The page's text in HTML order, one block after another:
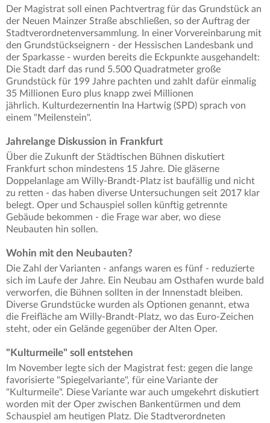
Der Magistrat soll einen Pachtvertrag für das Grundstück an
der Neuen Mainzer Straße abschließen, so der Auftrag der
Stadtverordnetenversammlung. In einer Vorvereinbarung mit
den Grundstückseignern - der Hessischen Landesbank und
der Sparkasse - wurden bereits die Eckpunkte ausgehandelt:
Die Stadt darf das rund 5.500 Quadratmeter große
Grundstück für 199 Jahre pachten und zahlt dafür einmalig
35 Millionen Euro plus knapp zwei Millionen
jährlich. Kulturdezernentin Ina Hartwig (SPD) sprach von
einem "Meilenstein".
Jahrelange Diskussion in Frankfurt
Über die Zukunft der Städtischen Bühnen diskutiert
Frankfurt schon mindestens 15 Jahre. Die gläserne
Doppelanlage am Willy-Brandt-Platz ist baufällig und nicht
zu retten - das haben diverse Untersuchungen seit 2017 klar
belegt. Oper und Schauspiel sollen künftig getrennte
Gebäude bekommen - die Frage war aber, wo diese
Neubauten hin sollen.
Wohin mit den Neubauten?
Die Zahl der Varianten - anfangs waren es fünf - reduzierte
sich im Laufe der Jahre. Ein Neubau am Osthafen wurde bald
verworfen, die Bühnen sollten in der Innenstadt bleiben.
Diverse Grundstücke wurden als Optionen genannt, etwa
die Freifläche am Willy-Brandt-Platz, wo das Euro-Zeichen
steht, oder ein Gelände gegenüber der Alten Oper.
"Kulturmeile" soll entstehen
Im November legte sich der Magistrat fest: gegen die lange
favorisierte "Spiegelvariante", für eine Variante der
"Kulturmeile". Diese Variante war auch umgekehrt diskutiert
worden mit der Oper zwischen Bankentürmen und dem
Schauspiel am heutigen Platz. Die Stadtverordneten